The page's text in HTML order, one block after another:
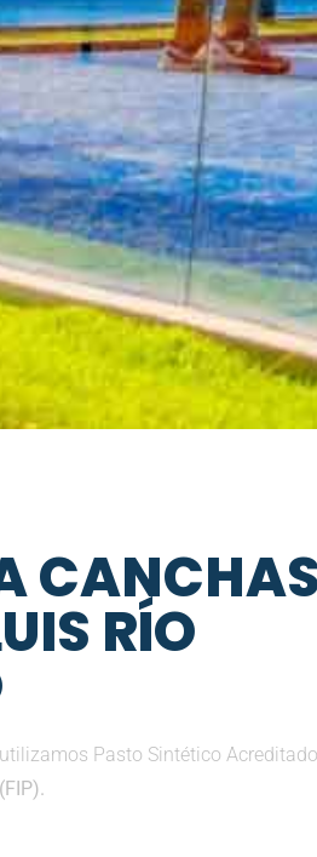
CANCHAS
RÍO
Pasto Sintético Acreditado
(FIP).